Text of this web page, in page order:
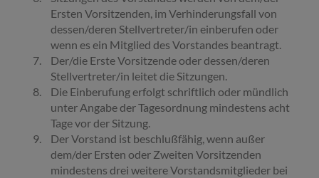
Ersten Vorsitzenden, im Verhinderungsfall von
dessen/deren Stellvertreter/in einberufen oder
wenn es ein Mitglied des Vorstandes beantragt.
Der/die Erste Vorsitzende oder dessen/deren
Stellvertreter/in leitet die Sitzungen.
Die Einberufung erfolgt schriftlich oder mündlich
unter Angabe der Tagesordnung mindestens acht
Tage vor der Sitzung.
Der Vorstand ist beschlußfähig, wenn außer
dem/der Ersten oder ZweitenVorsitzenden
mindestens drei weitere Vorstandsmitglieder bei